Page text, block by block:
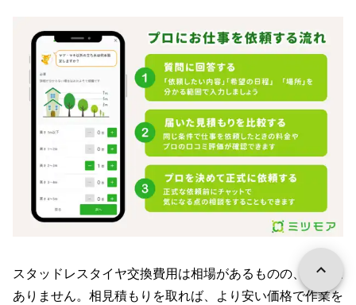
スタッドレスタイヤ交換費用は相場があるものの、定価は
ありません。相見積もりを取れば、より安い価格で作業を